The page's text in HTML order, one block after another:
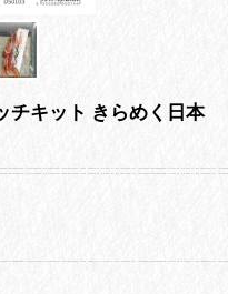
キット きらめく日本